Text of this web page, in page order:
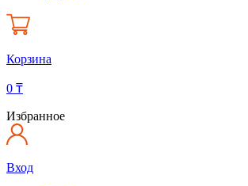
Корзина
0 ₸
Избранное
Вход